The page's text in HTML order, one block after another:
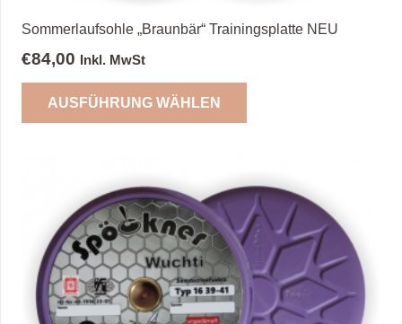
Sommerlaufsohle „Braunbär“ Trainingsplatte NEU
€84,00 Inkl. MwSt
AUSFÜHRUNG WÄHLEN
auf.
Die
Optionen
können
der